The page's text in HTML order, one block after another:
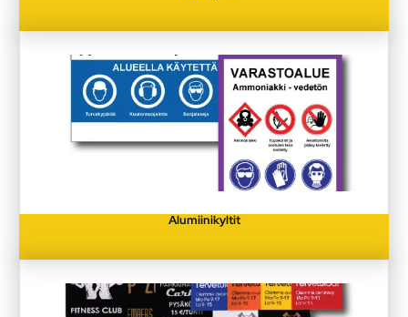
Alumiinikyltit